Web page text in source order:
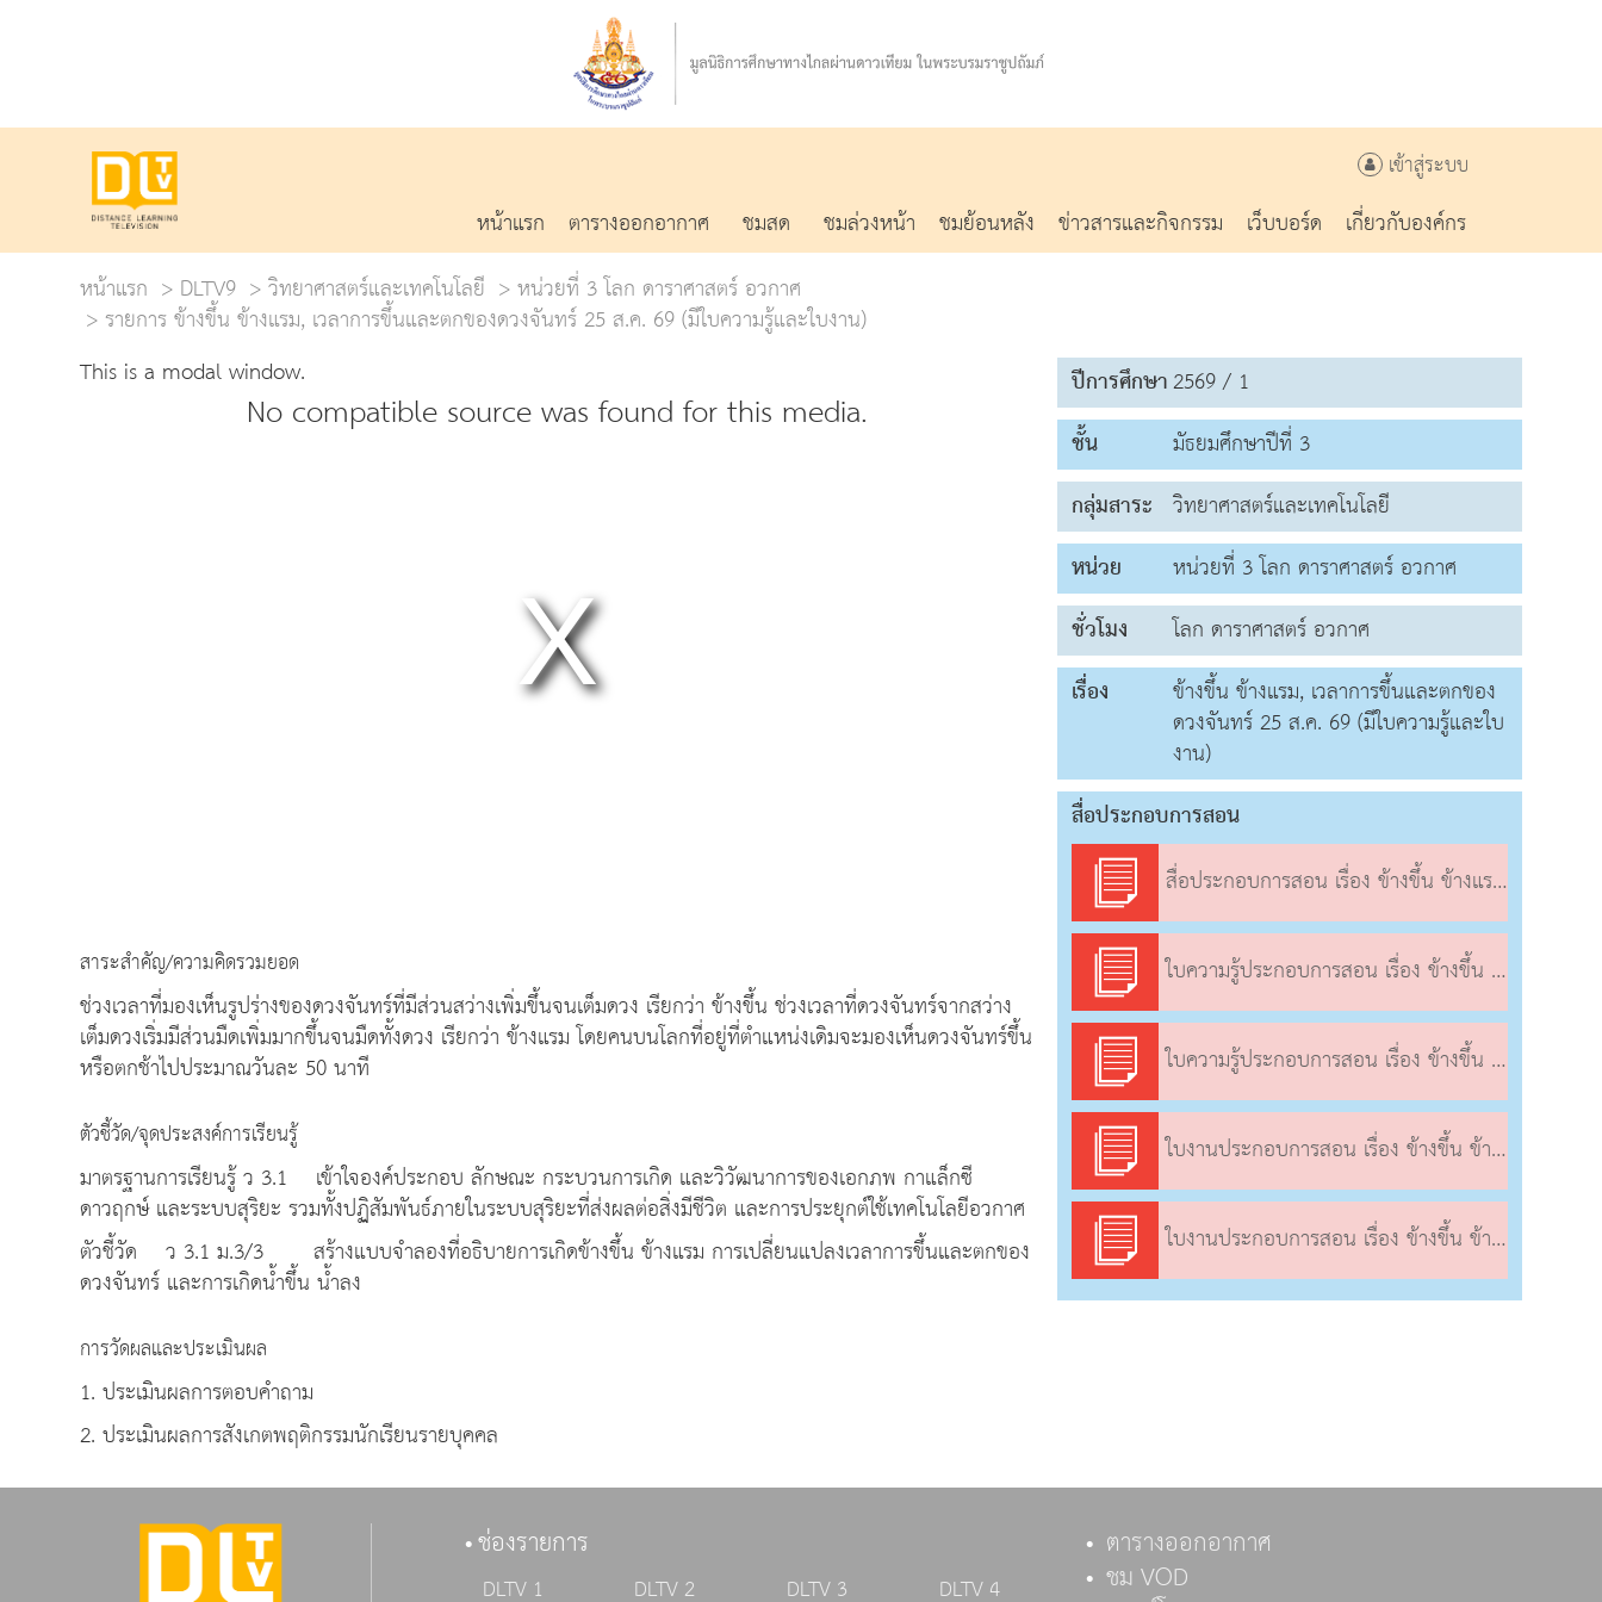
เข้าสู่ระบบ
หน้าแรก ตารางออกอากาศ ชมสด ชมล่วงหน้า ชมย้อนหลัง ข่าวสารและกิจกรรม เว็บบอร์ด
เกี่ยวกับองค์กร
หน้าแรก
DLTV9 วิทยาศาสตร์และเทคโนโลยี หน่วยที่ 3 โลก ดาราศาสตร์ อวกาศ
รายการ ข้างขึ้น ข้างแรม, เวลาการขึ้นและตกของดวงจันทร์ 25 ส.ค. 69 (มีใบความรู้และใบงาน)
This is a modal window.
No compatible source was found for this media.
สาระสำคัญ/ความคิดรวมยอด
ช่วงเวลาที่มองเห็นรูปร่างของดวงจันทร์ที่มีส่วนสว่างเพิ่มขึ้นจนเต็มดวง เรียกว่า ข้างขึ้น ช่วงเวลาที่ดวงจันทร์จากสว่าง
เต็มดวงเริ่มมีส่วนมืดเพิ่มมากขึ้นจนมืดทั้งดวง เรียกว่า ข้างแรม โดยคนบนโลกที่อยู่ที่ตำแหน่งเดิมจะมองเห็นดวงจันทร์ขึ้น
หรือตกช้าไปประมาณวันละ 50 นาที
ตัวชี้วัด/จุดประสงค์การเรียนรู้
มาตรฐานการเรียนรู้ ว 3.1 เข้าใจองค์ประกอบ ลักษณะ กระบวนการเกิด และวิวัฒนาการของเอกภพ กาแล็กซี
ดาวฤกษ์ และระบบสุริยะ รวมทั้งปฏิสัมพันธ์ภายในระบบสุริยะที่ส่งผลต่อสิ่งมีชีวิต และการประยุกต์ใช้เทคโนโลยีอวกาศ
ตัวชี้วัด ว 3.1 ม.3/3 สร้างแบบจำลองที่อธิบายการเกิดข้างขึ้น ข้างแรม การเปลี่ยนแปลงเวลาการขึ้นและตกของ
ดวงจันทร์ และการเกิดน้ำขึ้น น้ำลง
การวัดผลและประเมินผล
1. ประเมินผลการตอบคำถาม
2. ประเมินผลการสังเกตพฤติกรรมนักเรียนรายบุคคล
ปีการศึกษา2569 / 1
ชั้น
มัธยมศึกษาปีที่ 3
กลุ่มสาระ วิทยาศาสตร์และเทคโนโลยี
หน่วย
หน่วยที่ 3 โลก ดาราศาสตร์ อวกาศ
ชั่วโมง
โลก ดาราศาสตร์ อวกาศ
เรื่อง
ข้างขึ้น ข้างแรม, เวลาการขึ้นและตกของ
ดวงจันทร์ 25 ส.ค. 69 (มีใบความรู้และใบ
งาน)
สื่อประกอบการสอน
สื่อประกอบการสอน เรื่อง ข้างขึ้น ข้างแรม, เวลาการขึ้นและตกของดวงจันทร์
ใบความรู้ประกอบการสอน เรื่อง ข้างขึ้น ข้างแรม, เวลาการขึ้นและตกของดวงจันทร์
ใบความรู้ประกอบการสอน เรื่อง ข้างขึ้น ข้างแรม, เวลาการขึ้นและตกของดวงจันทร์
ใบงานประกอบการสอน เรื่อง ข้างขึ้น ข้างแรม, เวลาการขึ้นและตกของดวงจันทร์
ใบงานประกอบการสอน เรื่อง ข้างขึ้น ข้างแรม, เวลาการขึ้นและตกของดวงจันทร์
ช่องรายการ
DLTV 1 DLTV 2 DLTV 3 DLTV 4
ตารางออกอากาศ
ชม VOD